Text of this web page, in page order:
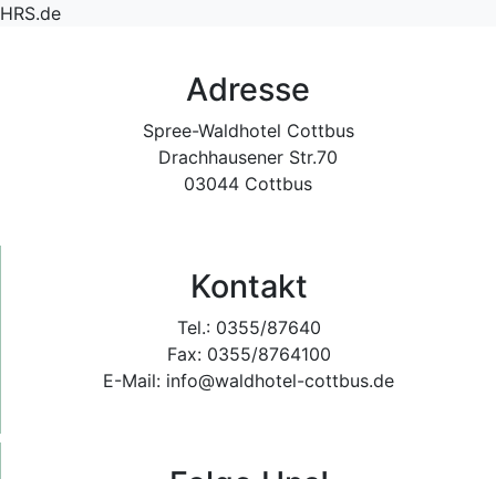
HRS.de
Adresse
Spree-Waldhotel Cottbus
Drachhausener Str.70
03044 Cottbus
Kontakt
Tel.: 0355/87640
Fax: 0355/8764100
E-Mail: info@waldhotel-cottbus.de